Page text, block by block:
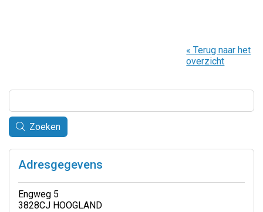
« Terug naar het
overzicht
Zoeken
Adresgegevens
Engweg 5
3828CJ HOOGLAND